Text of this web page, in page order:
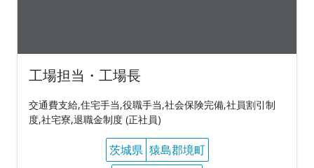
工場担当・工場長
交通費支給,住宅手当,役職手当,社会保険完備,社員割引制
度,社宅寮,退職金制度 (正社員)
茨城県 猿島郡境町